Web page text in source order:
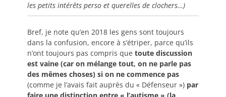
les petits intérêts perso et querelles de clochers…)
Bref, je note qu’en 2018 les gens sont toujours
dans la confusion, encore à s’étriper, parce qu’ils
n’ont toujours pas compris que toute discussion
est vaine (car on mélange tout, on ne parle pas
des mêmes choses) si on ne commence pas
(comme je l’avais fait auprès du « Défenseur ») par